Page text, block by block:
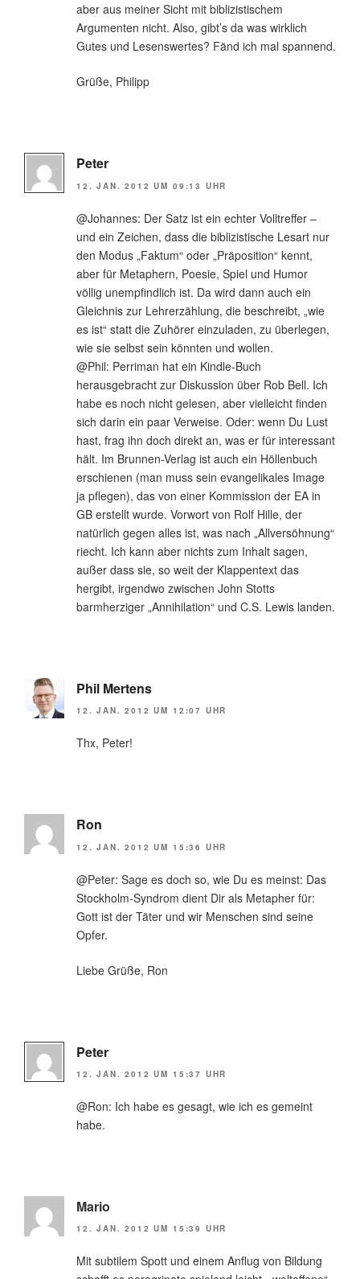
aber aus meiner Sicht mit biblizistischem
Argumenten nicht. Also, gibt’s da was wirklich
Gutes und Lesenswertes? Fänd ich mal spannend.
Grüße, Philipp
Peter
12. JAN. 2012 UM 09:13 UHR
@Johannes: Der Satz ist ein echter Volltreffer –
und ein Zeichen, dass die biblizistische Lesart nur
den Modus „Faktum“ oder „Präposition“ kennt,
aber für Metaphern, Poesie, Spiel und Humor
völlig unempfindlich ist. Da wird dann auch ein
Gleichnis zur Lehrerzählung, die beschreibt, „wie
es ist“ statt die Zuhörer einzuladen, zu überlegen,
wie sie selbst sein könnten und wollen.
@Phil: Perriman hat ein Kindle-Buch
herausgebracht zur Diskussion über Rob Bell. Ich
habe es noch nicht gelesen, aber vielleicht finden
sich darin ein paar Verweise. Oder: wenn Du Lust
hast, frag ihn doch direkt an, was er für interessant
hält. Im Brunnen-Verlag ist auch ein Höllenbuch
erschienen (man muss sein evangelikales Image
ja pflegen), das von einer Kommission der EA in
GB erstellt wurde. Vorwort von Rolf Hille, der
natürlich gegen alles ist, was nach „Allversöhnung“
riecht. Ich kann aber nichts zum Inhalt sagen,
außer dass sie, so weit der Klappentext das
hergibt, irgendwo zwischen John Stotts
barmherziger „Annihilation“ und C.S. Lewis landen.
Phil Mertens
12. JAN. 2012 UM 12:07 UHR
Thx, Peter!
Ron
12. JAN. 2012 UM 15:36 UHR
@Peter: Sage es doch so, wie Du es meinst: Das
Stockholm-Syndrom dient Dir als Metapher für:
Gott ist der Täter und wir Menschen sind seine
Opfer.
Liebe Grüße, Ron
Peter
12. JAN. 2012 UM 15:37 UHR
@Ron: Ich habe es gesagt, wie ich es gemeint
habe.
Mario
12. JAN. 2012 UM 15:39 UHR
Mit subtilem Spott und einem Anflug von Bildung